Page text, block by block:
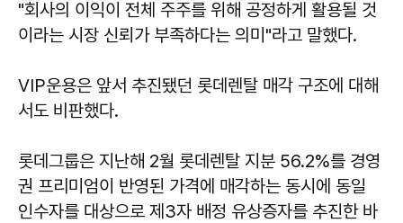
"회사의 이익이 전체 주주를 위해 공정하게 활용될 것
이라는 시장 신뢰가 부족하다는 의미"라고 말했다.
VIP운용은 앞서 추진됐던 롯데렌탈 매각 구조에 대해
서도 비판했다.
롯데그룹은 지난해 2월 롯데렌탈 지분 56.2%를 경영
권 프리미엄이 반영된 가격에 매각하는 동시에 동일
인수자를 대상으로 제3자 배정 유상증자를 추진한 바